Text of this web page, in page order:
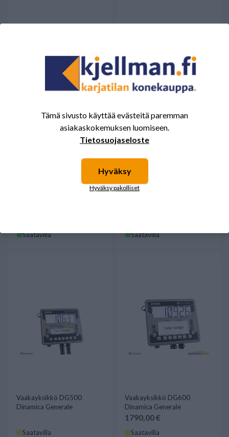
Saatavilla
Saatavilla
Vaakayksikkö DG500
Dinamica Generale
Saatavilla
Vaakayksikkö DG600
Dinamica Generale
1790,00 €
Saatavilla
Tämä sivusto käyttää evästeitä paremman
asiakaskokemuksen luomiseen.
Tietosuojaseloste
Hyväksy
Hyväksy pakolliset